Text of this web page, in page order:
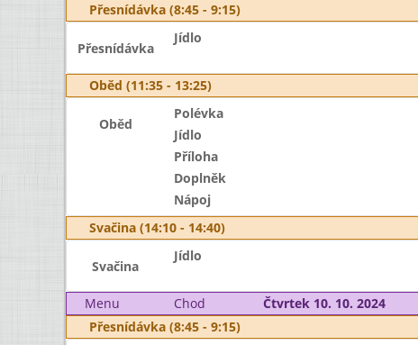
Přesnídávka (8:45 - 9:15)
Přesnídávka
Jídlo
Oběd (11:35 - 13:25)
Oběd
Polévka
Jídlo
Příloha
Doplněk
Nápoj
Svačina (14:10 - 14:40)
Svačina
Jídlo
Menu Chod Čtvrtek 10. 10. 2024
Přesnídávka (8:45 - 9:15)